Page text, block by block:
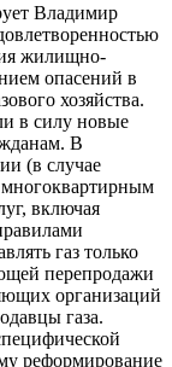
Владимир
жилищно-
опасений в
хозяйства.
в силу новые
В
(в случае
включая
газ только
перепродажи
организаций
газа.
реформирование